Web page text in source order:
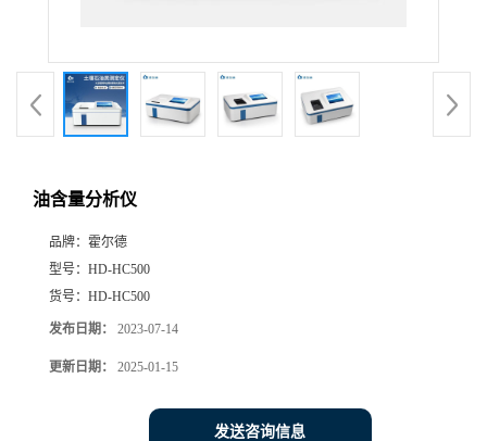
油含量分析仪
品牌： 霍尔德
型号： HD-HC500
货号： HD-HC500
发布日期： 2023-07-14
更新日期： 2025-01-15
发送咨询信息